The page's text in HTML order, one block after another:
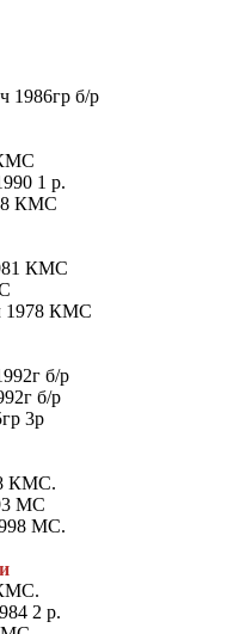
1986гр б/р
1 р.
КМС
КМС
1978 КМС
б/р
б/р
3р
КМС.
МС
МС.
2 р.